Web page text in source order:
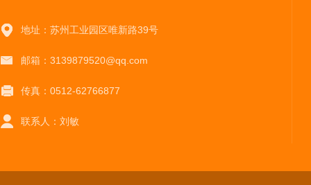
地址：苏州工业园区唯新路39号
邮箱：3139879520@qq.com
传真：0512-62766877
联系人：刘敏